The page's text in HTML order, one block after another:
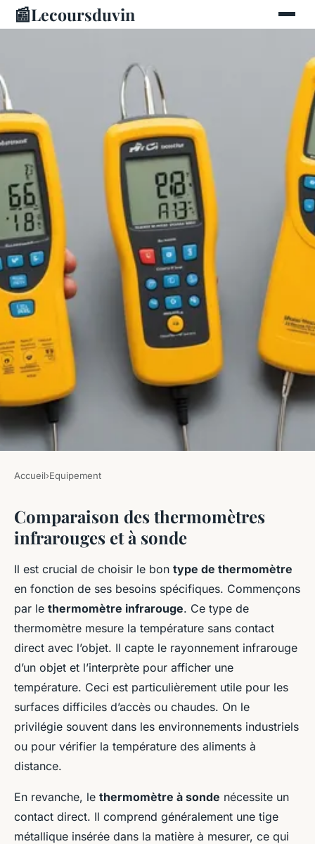
📰Lecoursduvin
EQUIPEMENT
Comparatif de thermomètres :
infrarouge contre
thermomètre à sonde
admin 7 novembre 2024 • 6 min de lecture
Accueil›Equipement
Comparaison des thermomètres
infrarouges et à sonde
Il est crucial de choisir le bon type de thermomètre
en fonction de ses besoins spécifiques. Commençons
par le thermomètre infrarouge. Ce type de
thermomètre mesure la température sans contact
direct avec l’objet. Il capte le rayonnement infrarouge
d’un objet et l’interprète pour afficher une
température. Ceci est particulièrement utile pour les
surfaces difficiles d’accès ou chaudes. On le
privilégie souvent dans les environnements industriels
ou pour vérifier la température des aliments à
distance.
En revanche, le thermomètre à sonde nécessite un
contact direct. Il comprend généralement une tige
métallique insérée dans la matière à mesurer, ce qui